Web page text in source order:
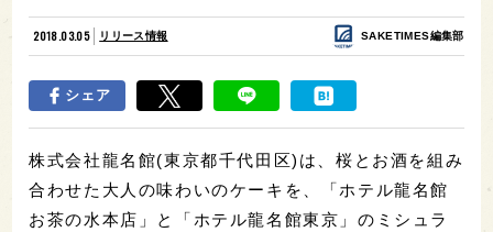
2018.03.05 リリース情報 SAKETIMES編集部
シェア
株式会社龍名館(東京都千代田区)は、桜とお酒を組み
合わせた大人の味わいのケーキを、「ホテル龍名館
お茶の水本店」と「ホテル龍名館東京」のミシュラ